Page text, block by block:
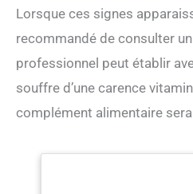
Lorsque ces signes
recommandé de consulter
professionnel peut établir
souffre d’une carence
complément alimentaire